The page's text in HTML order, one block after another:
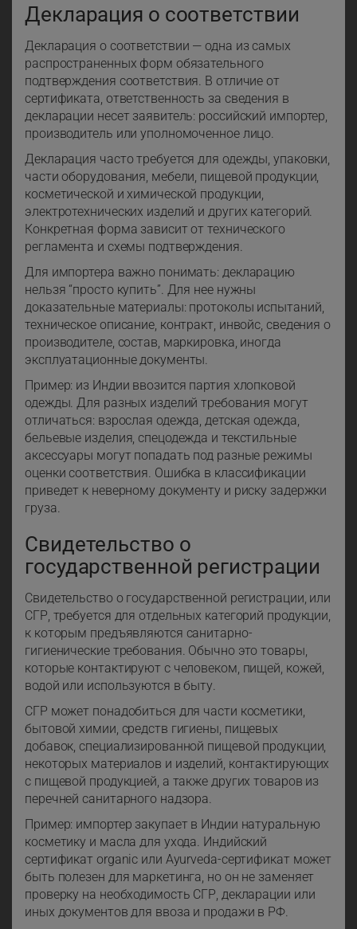
Декларация о соответствии
Декларация о соответствии — одна из самых
распространенных форм обязательного
подтверждения соответствия. В отличие от
сертификата, ответственность за сведения в
декларации несет заявитель: российский импортер,
производитель или уполномоченное лицо.
Декларация часто требуется для одежды, упаковки,
части оборудования, мебели, пищевой продукции,
косметической и химической продукции,
электротехнических изделий и других категорий.
Конкретная форма зависит от технического
регламента и схемы подтверждения.
Для импортера важно понимать: декларацию
нельзя “просто купить”. Для нее нужны
доказательные материалы: протоколы испытаний,
техническое описание, контракт, инвойс, сведения о
производителе, состав, маркировка, иногда
эксплуатационные документы.
Пример: из Индии ввозится партия хлопковой
одежды. Для разных изделий требования могут
отличаться: взрослая одежда, детская одежда,
бельевые изделия, спецодежда и текстильные
аксессуары могут попадать под разные режимы
оценки соответствия. Ошибка в классификации
приведет к неверному документу и риску задержки
груза.
Свидетельство о
государственной регистрации
Свидетельство о государственной регистрации, или
СГР, требуется для отдельных категорий продукции,
к которым предъявляются санитарно-
гигиенические требования. Обычно это товары,
которые контактируют с человеком, пищей, кожей,
водой или используются в быту.
СГР может понадобиться для части косметики,
бытовой химии, средств гигиены, пищевых
добавок, специализированной пищевой продукции,
некоторых материалов и изделий, контактирующих
с пищевой продукцией, а также других товаров из
перечней санитарного надзора.
Пример: импортер закупает в Индии натуральную
косметику и масла для ухода. Индийский
сертификат organic или Ayurveda-сертификат может
быть полезен для маркетинга, но он не заменяет
проверку на необходимость СГР, декларации или
иных документов для ввоза и продажи в РФ.